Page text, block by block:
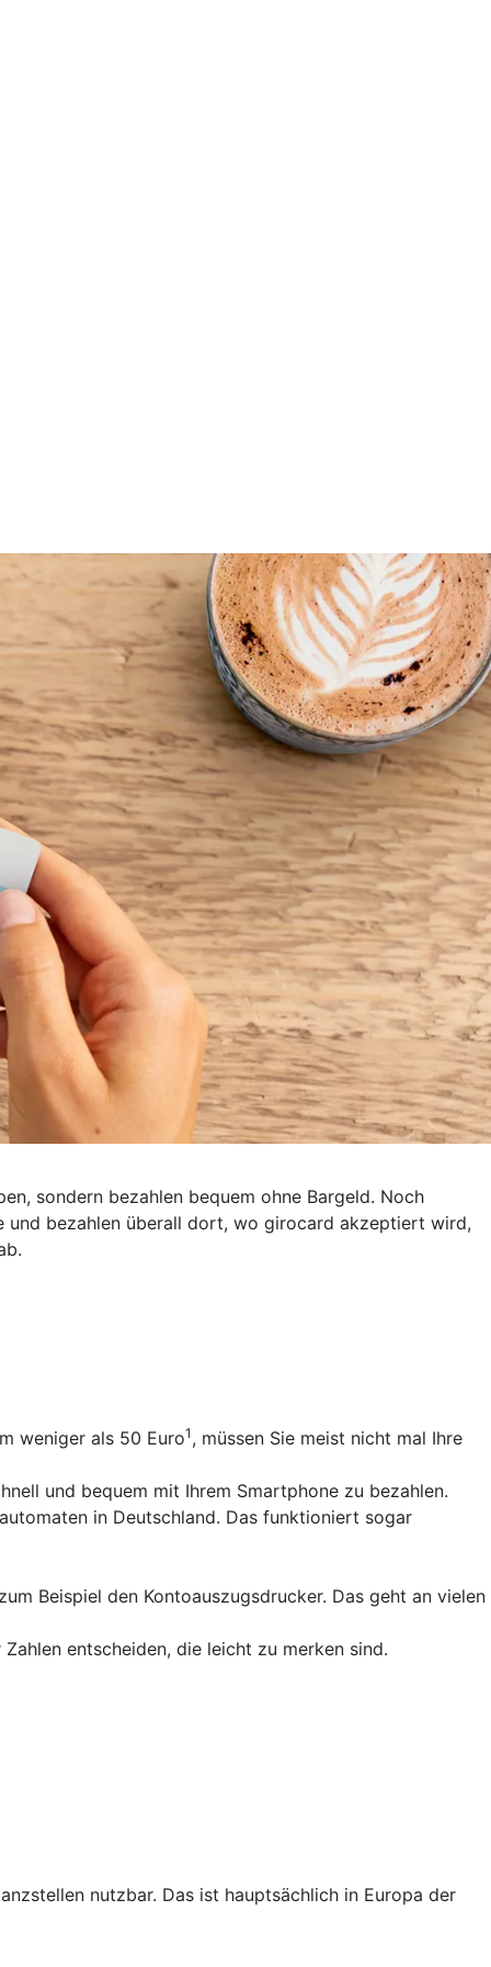
sondern bezahlen bequem ohne Bargeld. Noch
und bezahlen überall dort, wo girocard akzeptiert wird,
weniger als 50 Euro1 , müssen Sie meist nicht mal Ihre
und bequem mit Ihrem Smartphone zu bezahlen.
in Deutschland. Das funktioniert sogar
Beispiel den Kontoauszugsdrucker. Das geht an vielen
entscheiden, die leicht zu merken sind.
nutzbar. Das ist hauptsächlich in Europa der